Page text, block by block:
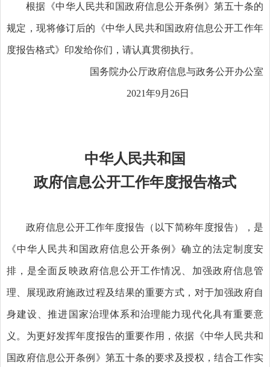
根据《中华人民共和国政府信息公开条例》第五十条的
规定，现将修订后的《中华人民共和国政府信息公开工作年
度报告格式》印发给你们，请认真贯彻执行。
国务院办公厅政府信息与政务公开办公室
2021年9月26日
中华人民共和国
政府信息公开工作年度报告格式
政府信息公开工作年度报告（以下简称年度报告），是
《中华人民共和国政府信息公开条例》确立的法定制度安
排，是全面反映政府信息公开工作情况、加强政府信息管
理、展现政府施政过程及结果的重要方式，对于加强政府自
身建设、推进国家治理体系和治理能力现代化具有重要意
义。为更好发挥年度报告的重要作用，依据《中华人民共和
国政府信息公开条例》第五十条的要求及授权，结合工作实